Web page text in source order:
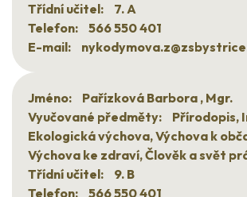
Třídní učitel:
7. A
Telefon:
566 550 401
E-mail:
Jméno:
Pařízková Barbora , Mgr.
Vyučované předměty:
Přírodopis,
Ekologická výchova, Výchova k
Výchova ke zdraví, Člověk a svět
Třídní učitel:
9. B
Telefon:
566 550 401